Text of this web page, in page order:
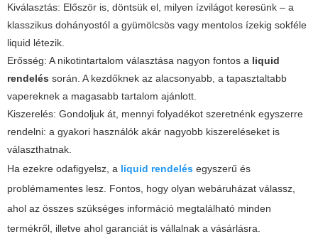
Kiválasztás: Először is, döntsük el, milyen ízvilágot keresünk – a
klasszikus dohányostól a gyümölcsös vagy mentolos ízekig sokféle
liquid létezik.
Erősség: A nikotintartalom választása nagyon fontos a liquid
rendelés során. A kezdőknek az alacsonyabb, a tapasztaltabb
vapereknek a magasabb tartalom ajánlott.
Kiszerelés: Gondoljuk át, mennyi folyadékot szeretnénk egyszerre
rendelni: a gyakori használók akár nagyobb kiszereléseket is
választhatnak.
Ha ezekre odafigyelsz, a liquid rendelés egyszerű és
problémamentes lesz. Fontos, hogy olyan webáruházat válassz,
ahol az összes szükséges információ megtalálható minden
termékről, illetve ahol garanciát is vállalnak a vásárlásra.